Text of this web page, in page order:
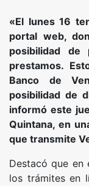
«El lunes 16
portal web,
posibilidad
prestamos.
Banco de
posibilidad de
informó este
Quintana, en
que transmite
Destacó que
los trámites en